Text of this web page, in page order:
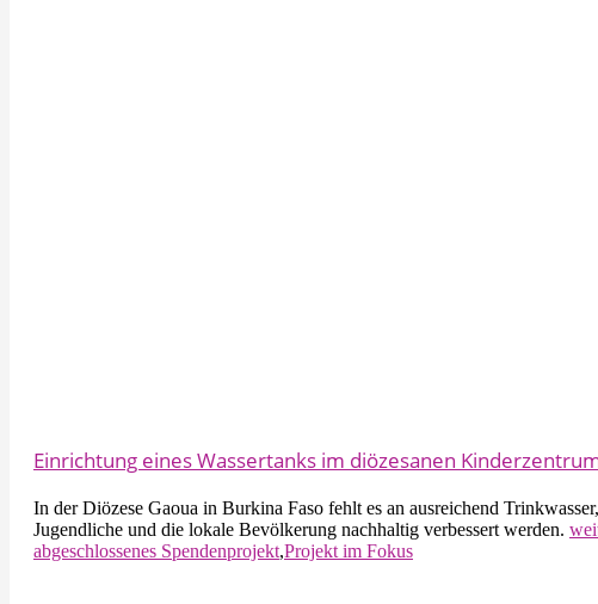
Einrichtung eines Wassertanks im diözesanen
In der Diözese Gaoua in Burkina Faso fehlt es an ausreichend
Jugendliche und die lokale Bevölkerung nachhaltig verbessert werden.
abgeschlossenes Spendenprojekt,Projekt im Fokus